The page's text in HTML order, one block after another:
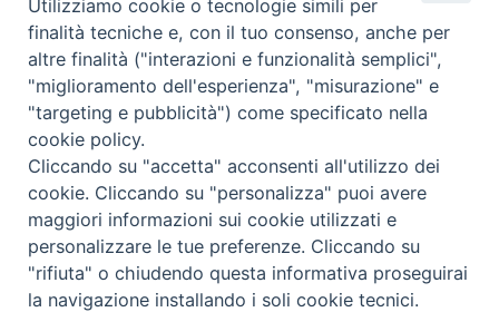
Curia
Via del Seminario, 61 - 57122 Livorno LI
Tel. 0586 276211
Fax 0586 276243
segreve@livorno.chiesacattolica.it
Copyright © Diocesi Livorno
Utilizziamo cookie o tecnologie simili per
finalità tecniche e, con il tuo consenso, anche per
altre finalità ("interazioni e funzionalità semplici",
"miglioramento dell'esperienza", "misurazione" e
"targeting e pubblicità") come specificato nella
cookie policy.
Cliccando su "accetta" acconsenti all'utilizzo dei
cookie. Cliccando su "personalizza" puoi avere
maggiori informazioni sui cookie utilizzati e
personalizzare le tue preferenze. Cliccando su
"rifiuta" o chiudendo questa informativa proseguirai
la navigazione installando i soli cookie tecnici.